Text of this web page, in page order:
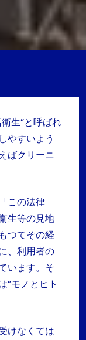
生”と呼ばれ
やすいよう
ばクリーニ
この法律
生等の見地
つてその経
、利用者の
います。そ
”モノとヒト
けなくては